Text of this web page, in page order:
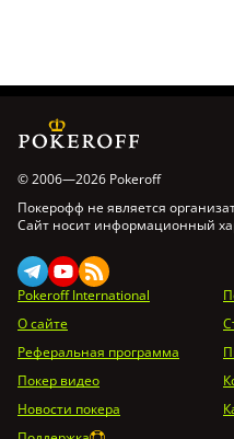
© 2006—2026 Pokeroff
Покерофф не является
Сайт носит информационный
Pokeroff International
О сайте
Реферальная программа
Покер видео
Новости покера